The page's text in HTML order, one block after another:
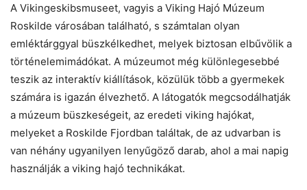
A Vikingeskibsmuseet, vagyis a Viking Hajó Múzeum
Roskilde városában található, s számtalan olyan
emléktárggyal büszkélkedhet, melyek biztosan elbűvölik a
történelemimádókat. A múzeumot még különlegesebbé
teszik az interaktív kiállítások, közülük több a gyermekek
számára is igazán élvezhető. A látogatók megcsodálhatják
a múzeum büszkeségeit, az eredeti viking hajókat,
melyeket a Roskilde Fjordban találtak, de az udvarban is
van néhány ugyanilyen lenyűgöző darab, ahol a mai napig
használják a viking hajó technikákat.